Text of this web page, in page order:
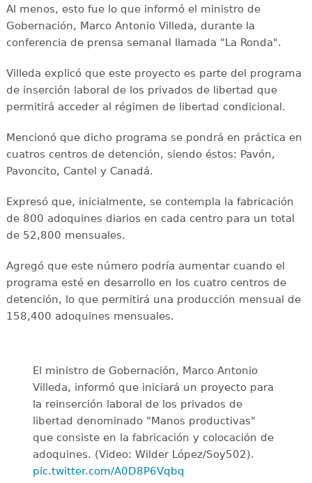
Al menos, esto fue lo que informó el ministro de
Gobernación, Marco Antonio Villeda, durante la
conferencia de prensa semanal llamada "La Ronda".
Villeda explicó que este proyecto es parte del programa
de inserción laboral de los privados de libertad que
permitirá acceder al régimen de libertad condicional.
Mencionó que dicho programa se pondrá en práctica en
cuatros centros de detención, siendo éstos: Pavón,
Pavoncito, Cantel y Canadá.
Expresó que, inicialmente, se contempla la fabricación
de 800 adoquines diarios en cada centro para un total
de 52,800 mensuales.
Agregó que este número podría aumentar cuando el
programa esté en desarrollo en los cuatro centros de
detención, lo que permitirá una producción mensual de
158,400 adoquines mensuales.
El ministro de Gobernación, Marco Antonio
Villeda, informó que iniciará un proyecto para
la reinserción laboral de los privados de
libertad denominado "Manos productivas"
que consiste en la fabricación y colocación de
adoquines. (Video: Wilder López/Soy502).
pic.twitter.com/A0D8P6Vqbq